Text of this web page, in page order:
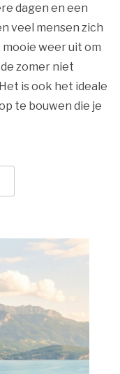
dagen en een
veel mensen zich
weer uit om
zomer niet
is ook het ideale
te bouwen die je